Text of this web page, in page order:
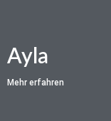
Ayla
Mehr erfahren